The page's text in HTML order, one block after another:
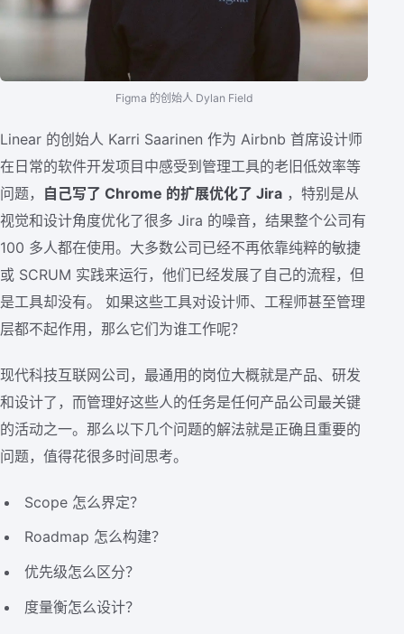
Figma 的创始人 Dylan Field
Linear 的创始人 Karri Saarinen 作为 Airbnb 首席设计师
在日常的软件开发项目中感受到管理工具的老旧低效率等
问题， 自己写了 Chrome 的扩展优化了 Jira ，特别是从
视觉和设计角度优化了很多 Jira 的噪音，结果整个公司有
100 多人都在使用。大多数公司已经不再依靠纯粹的敏捷
或 SCRUM 实践来运行，他们已经发展了自己的流程，但
是工具却没有。 如果这些工具对设计师、工程师甚至管理
层都不起作用，那么它们为谁工作呢？
现代科技互联网公司，最通用的岗位大概就是产品、研发
和设计了，而管理好这些人的任务是任何产品公司最关键
的活动之一。那么以下几个问题的解法就是正确且重要的
问题，值得花很多时间思考。
Scope 怎么界定？
Roadmap 怎么构建？
优先级怎么区分？
度量衡怎么设计？